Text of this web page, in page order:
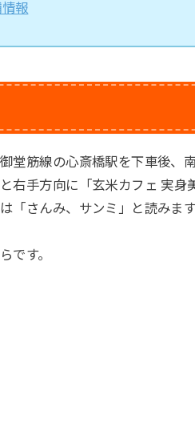
報
堂筋線の心斎橋駅を下車後、
右手方向に「玄米カフェ 実身
は「さんみ、サンミ」と読みま
です。